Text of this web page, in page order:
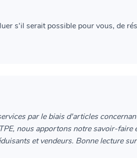
s'il serait possible pour vous, de
par le biais d'articles
nous apportons notre savoir-faire
et vendeurs. Bonne lecture